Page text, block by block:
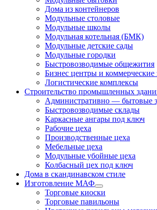
Дома из контейнеров
Модульные столовые
Модульные школы
Модульная котельная (БМК)
Модульные детские сады
Модульные городки
Быстровозводимые общежития
Бизнес центры и коммерческие
Логистические комплексы
Строительство промышленных
Административно — бытовые
Быстровозводимые склады
Каркасные ангары под ключ
Рабочие цеха
Производственные цеха
Мебельные цеха
Модульные убойные цеха
Колбасный цех под ключ
Дома в скандинавском стиле
Изготовление МАФ
Торговые киоски
Торговые павильоны